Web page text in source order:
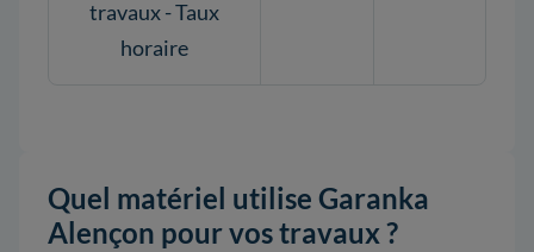
travaux - Taux
horaire
Quel matériel utilise Garanka
Alençon pour vos travaux ?